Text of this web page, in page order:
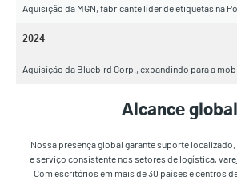
Aquisição da MGN, fabricante líder de etiquetas na
2024
Aquisição da Bluebird Corp., expandindo para a
Alcance global
Nossa presença global garante suporte
e serviço consistente nos setores de logística,
Com escritórios em mais de 30 países e centros